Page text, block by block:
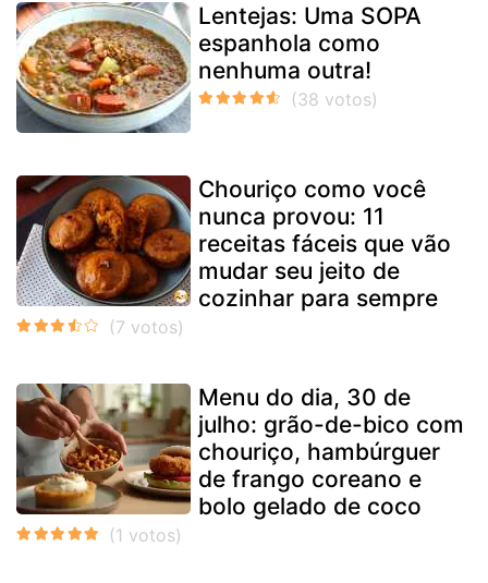
Lentejas: Uma SOPA
espanhola como
nenhuma outra!
Chouriço como você
nunca provou: 11
receitas fáceis que vão
mudar seu jeito de
cozinhar para sempre
Menu do dia, 30 de
julho: grão-de-bico com
chouriço, hambúrguer
de frango coreano e
bolo gelado de coco